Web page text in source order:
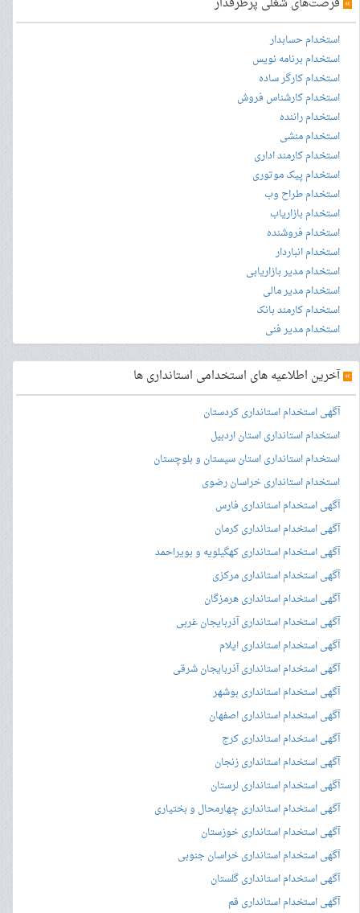
استخدام حسابدار
استخدام برنامه نویس
استخدام کارگر ساده
استخدام کارشناس فروش
استخدام راننده
استخدام منشی
استخدام کارمند اداری
استخدام پیک موتوری
استخدام طراح وب
استخدام بازاریاب
استخدام فروشنده
استخدام انباردار
استخدام مدیر بازاریابی
استخدام مدیر مالی
استخدام کارمند بانک
استخدام مدیر فنی
»آخرین اطلاعیه های استخدامی استانداری ها
آگهی استخدام استانداری کردستان
استخدام استانداری استان اردبیل
استخدام استانداری استان سیستان و بلوچستان
استخدام استانداری خراسان رضوی
آگهی استخدام استانداری فارس
آگهی استخدام استانداری کرمان
آگهی استخدام استانداری کهگیلویه و بویراحمد
آگهی استخدام استانداری مرکزی
آگهی استخدام استانداری هرمزگان
آگهی استخدام استانداری آذربایجان غربی
آگهی استخدام استانداری ایلام
آگهی استخدام استانداری آذربایجان شرقی
آگهی استخدام استانداری بوشهر
آگهی استخدام استانداری اصفهان
آگهی استخدام استانداری کرج
آگهی استخدام استانداری زنجان
آگهی استخدام استانداری لرستان
آگهی استخدام استانداری چهارمحال و بختیاری
آگهی استخدام استانداری خوزستان
آگهی استخدام استانداری خراسان جنوبی
آگهی استخدام استانداری گلستان
آگهی استخدام استانداری قم